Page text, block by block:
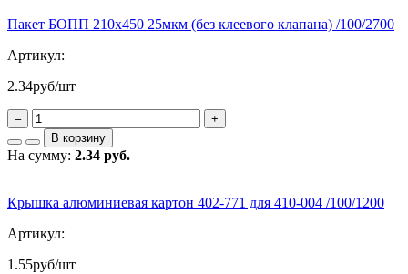
Пакет БОПП 210х450 25мкм (без клеевого клапана) /100/2700
Артикул:
2.34руб/шт
–
+
В корзину
На сумму: 2.34 руб.
Крышка алюминиевая картон 402-771 для 410-004 /100/1200
Артикул:
1.55руб/шт